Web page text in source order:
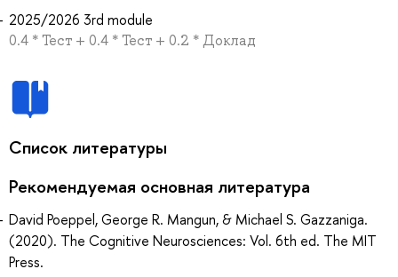
2025/2026 3rd module
0.4 * Тест + 0.4 * Тест + 0.2 * Доклад
Список литературы
Рекомендуемая основная литература
David Poeppel, George R. Mangun, & Michael S. Gazzaniga.
(2020). The Cognitive Neurosciences: Vol. 6th ed. The MIT
Press.